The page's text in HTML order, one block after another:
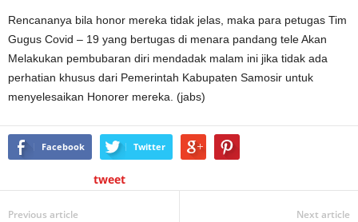
Rencananya bila honor mereka tidak jelas, maka para petugas Tim
Gugus Covid – 19 yang bertugas di menara pandang tele Akan
Melakukan pembubaran diri mendadak malam ini jika tidak ada
perhatian khusus dari Pemerintah Kabupaten Samosir untuk
menyelesaikan Honorer mereka. (jabs)
Facebook Twitter
tweet
Previous article Next article